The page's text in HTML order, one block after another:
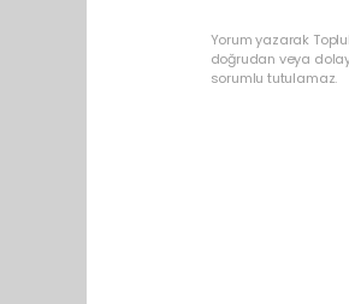
Yorum yazarak
doğrudan veya
sorumlu tutulamaz.